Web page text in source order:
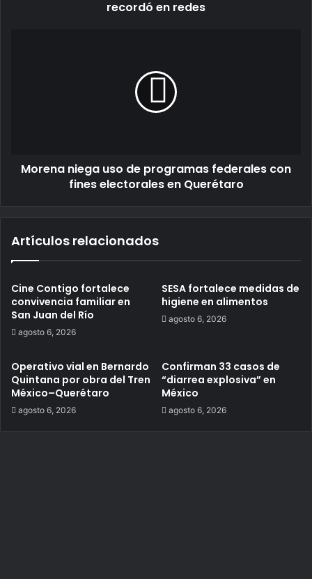
recordó en redes
Morena niega uso de programas federales con
fines electorales en Querétaro
Artículos relacionados
Cine Contigo fortalece
convivencia familiar en
San Juan del Río
agosto 6, 2026
SESA fortalece medidas de
higiene en alimentos
agosto 6, 2026
Operativo vial en Bernardo
Quintana por obra del Tren
México–Querétaro
agosto 6, 2026
Confirman 33 casos de
“diarrea explosiva” en
México
agosto 6, 2026